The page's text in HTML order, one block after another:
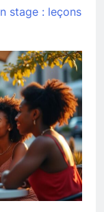
stage : leçons